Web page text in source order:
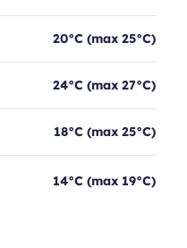
20°C (max 25°C)
24°C (max 27°C)
18°C (max 25°C)
14°C (max 19°C)